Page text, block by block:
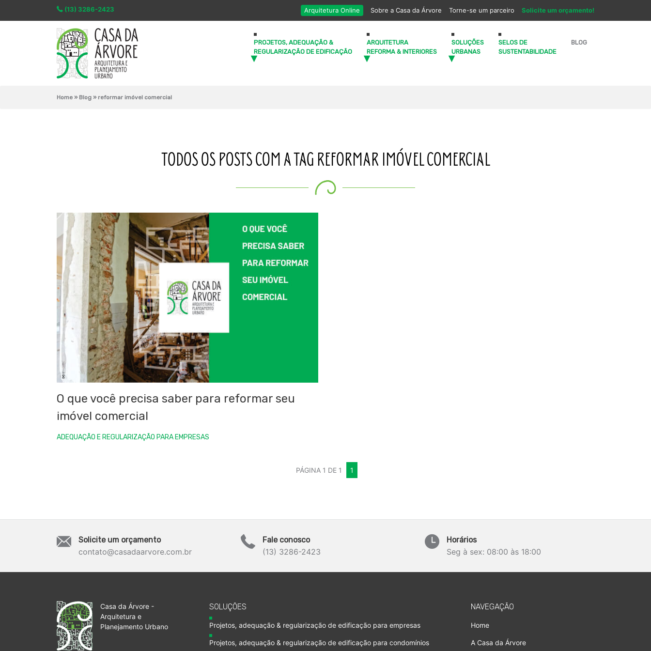
(13) 3286-2423 Arquitetura Online Sobre a Casa da Árvore Torne-se um parceiro Solicite um orçamento!
PROJETOS, ADEQUAÇÃO &
REGULARIZAÇÃO DE EDIFICAÇÃO
ARQUITETURA
REFORMA & INTERIORES
SOLUÇÕES
URBANAS
SELOS DE
SUSTENTABILIDADE
BLOG
Home » Blog » reformar imóvel comercial
TODOS OS POSTS COM A TAG REFORMAR IMÓVEL COMERCIAL
O que você precisa saber para reformar seu
imóvel comercial
ADEQUAÇÃO E REGULARIZAÇÃO PARA EMPRESAS
PÁGINA 1 DE 1 1
Solicite um orçamento
contato@casadaarvore.com.br
Fale conosco
(13) 3286-2423
Horários
Seg à sex: 08:00 às 18:00
Casa da Árvore -
Arquitetura e
Planejamento Urbano
SOLUÇÕES
Projetos, adequação & regularização de edificação para empresas
Projetos, adequação & regularização de edificação para condomínios
NAVEGAÇÃO
Home
A Casa da Árvore